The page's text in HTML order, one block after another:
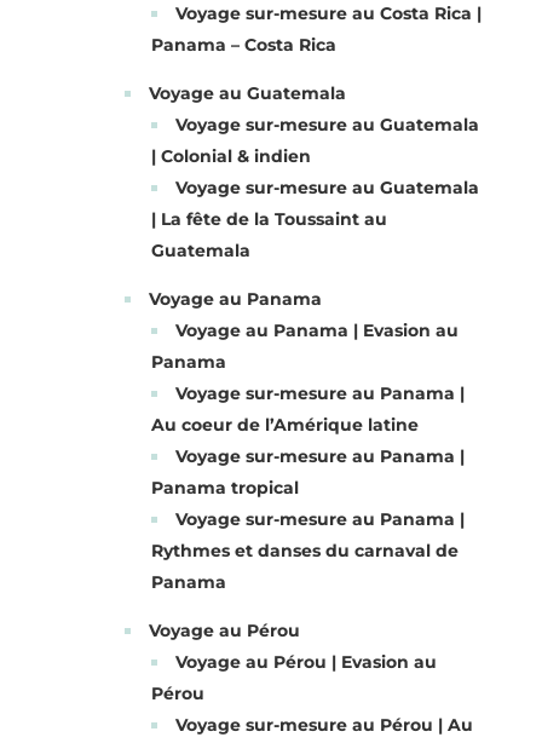
Voyage sur-mesure au Costa Rica |
Panama – Costa Rica
Voyage au Guatemala
Voyage sur-mesure au Guatemala
| Colonial & indien
Voyage sur-mesure au Guatemala
| La fête de la Toussaint au
Guatemala
Voyage au Panama
Voyage au Panama | Evasion au
Panama
Voyage sur-mesure au Panama |
Au coeur de l’Amérique latine
Voyage sur-mesure au Panama |
Panama tropical
Voyage sur-mesure au Panama |
Rythmes et danses du carnaval de
Panama
Voyage au Pérou
Voyage au Pérou | Evasion au
Pérou
Voyage sur-mesure au Pérou | Au